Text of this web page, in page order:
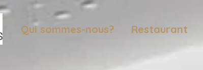
Qui sommes-nous? Restaurant